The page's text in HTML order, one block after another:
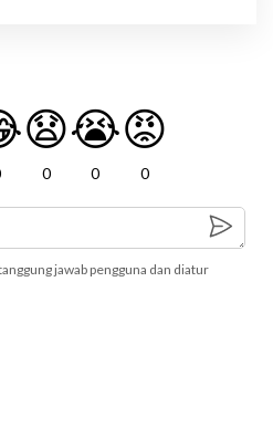
😧
0
😭
0
😡
0
jawab pengguna dan diatur